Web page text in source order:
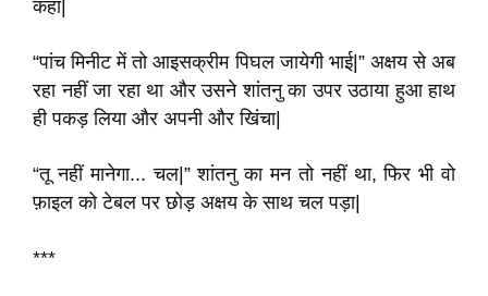
कहा|
“पांच मिनीट में तो आइसक्रीम पिघल जायेगी भाई|” अक्षय से अब
रहा नहीं जा रहा था और उसने शांतनु का उपर उठाया हुआ हाथ
ही पकड़ लिया और अपनी और खिंचा|
“तू नहीं मानेगा... चल|” शांतनु का मन तो नहीं था, फिर भी वो
फ़ाइल को टेबल पर छोड़ अक्षय के साथ चल पड़ा|
***